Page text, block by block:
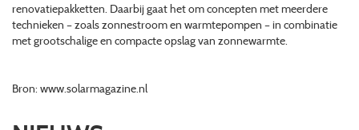
renovatiepakketten. Daarbij gaat het om concepten met meerdere
technieken – zoals zonnestroom en warmtepompen – in combinatie
met grootschalige en compacte opslag van zonnewarmte.
Bron: www.solarmagazine.nl